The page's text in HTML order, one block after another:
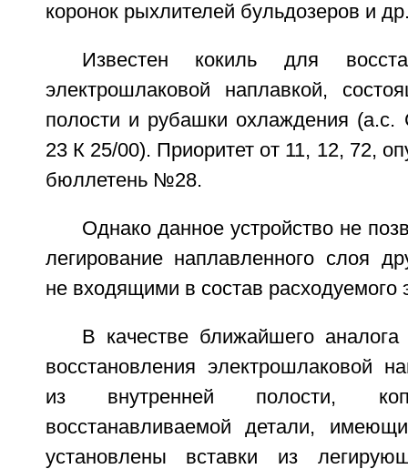
коронок рыхлителей бульдозеров и
Известен кокиль для
электрошлаковой наплавкой,
полости и рубашки охлаждения
23 К 25/00). Приоритет от 11, 12, 72,
бюллетень №28.
Однако данное устройство не
легирование наплавленного слоя
не входящими в состав расходуемого
В качестве ближайшего
восстановления электрошлаковой
из внутренней полости,
восстанавливаемой детали,
установлены вставки из